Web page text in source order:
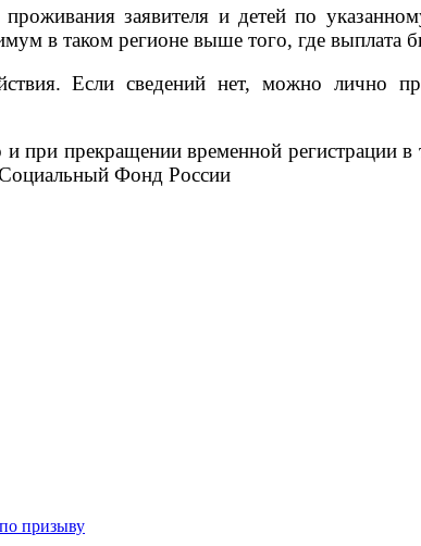
заявителя и детей по
в таком регионе выше того, где выплата
Если сведений нет, можно лично
прекращении временной регистрации в
Фонд России
призыву